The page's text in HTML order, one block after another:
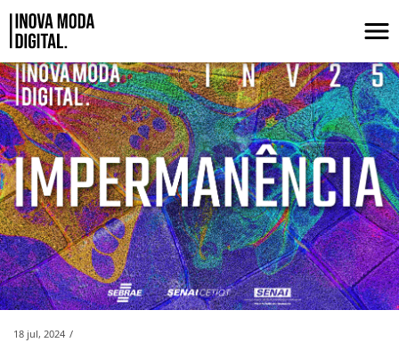
Pular para o Conteúdo principal
IMD &#8211; Edição Outono/Inverno
18 jul, 2024